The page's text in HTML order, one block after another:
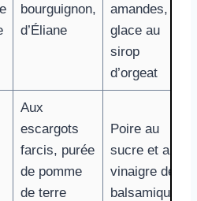
bourguignon,
d’Éliane
amandes,
glace au
sirop
d’orgeat
Aux
escargots
farcis, purée
de pomme
de terre
Poire au
sucre et au
vinaigre de
balsamique